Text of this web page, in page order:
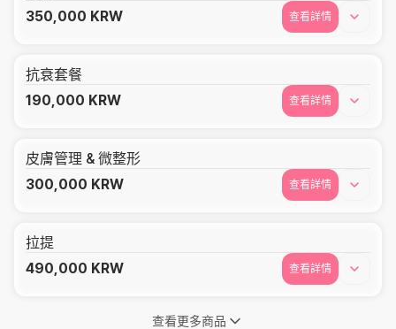
350,000 KRW 查看詳情
抗衰套餐
190,000 KRW 查看詳情
皮膚管理 & 微整形
300,000 KRW 查看詳情
拉提
490,000 KRW 查看詳情
查看更多商品